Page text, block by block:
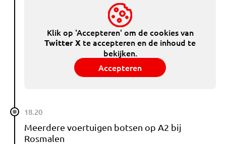
Klik op 'Accepteren' om de cookies van
Twitter X te accepteren en de inhoud te
bekijken.
Accepteren
18.20
Meerdere voertuigen botsen op A2 bij
Rosmalen